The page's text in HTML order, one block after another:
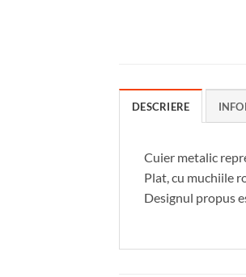
DESCRIERE
Cuier metalic
Plat, cu muchiile
Designul propus